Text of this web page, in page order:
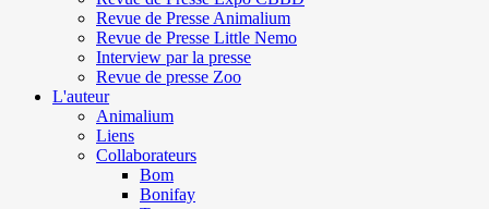
Revue de Presse Animalium
Revue de Presse Little Nemo
Interview par la presse
Revue de presse Zoo
L'auteur
Animalium
Liens
Collaborateurs
Bom
Bonifay